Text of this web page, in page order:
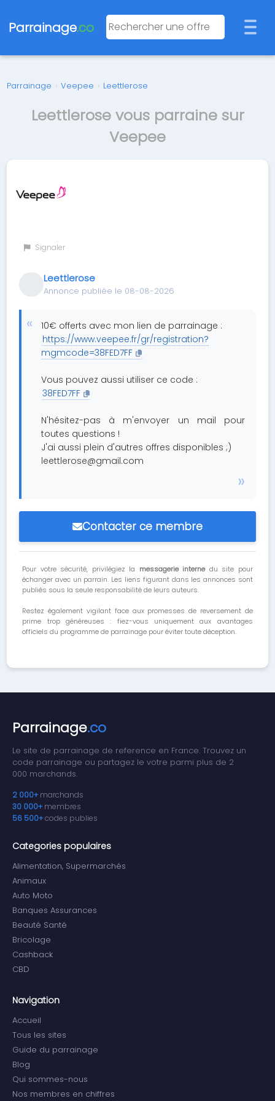
Parrainage.co
Parrainage › Veepee › Leettlerose
Leettlerose vous parraine sur
Veepee
Signaler
Leettlerose
Annonce publiée le 08-08-2026
10€ offerts avec mon lien de parrainage :
https://www.veepee.fr/gr/registration?
mgmcode=38FED7FF
Vous pouvez aussi utiliser ce code :
38FED7FF
N'hésitez-pas à m'envoyer un mail pour
toutes questions !
J'ai aussi plein d'autres offres disponibles ;)
leettlerose@gmail.com
Contacter ce membre
Pour votre sécurité, privilégiez la messagerie internedu site pour
échanger avec un parrain. Les liens figurant dans les annonces sont
publiés sous la seule responsabilité de leurs auteurs.
Restez également vigilant face aux promesses de reversement de
prime trop généreuses : fiez-vous uniquement aux avantages
officiels du programme de parrainage pour éviter toute déception.
Parrainage.co
Le site de parrainage de reference en France. Trouvez un
code parrainage ou partagez le votre parmi plus de 2
000 marchands.
2 000+ marchands
30 000+ membres
56 500+codes publies
Categories populaires
Alimentation, Supermarchés
Animaux
Auto Moto
Banques Assurances
Beauté Santé
Bricolage
Cashback
CBD
Navigation
Accueil
Tous les sites
Guide du parrainage
Blog
Qui sommes-nous
Nos membres en chiffres